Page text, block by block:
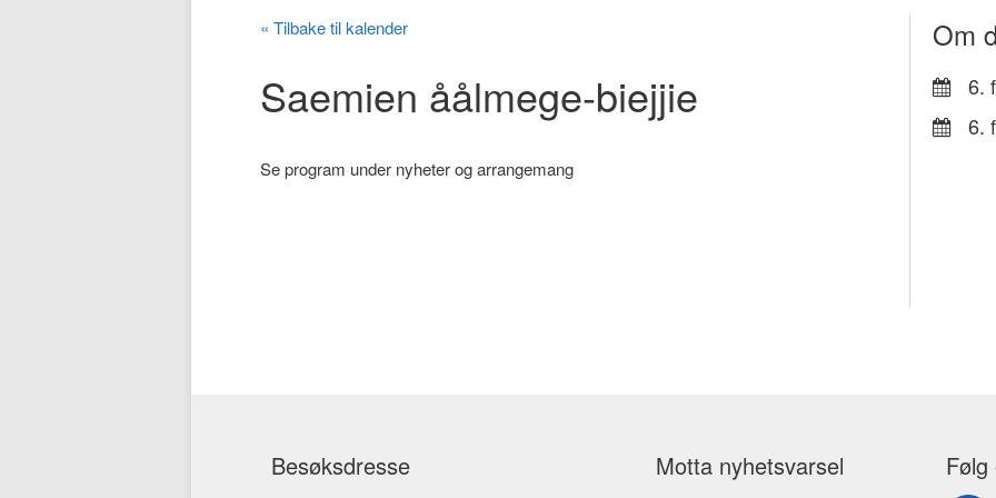
« Tilbake til kalender
Saemien åålmege-biejjie
Se program under nyheter og arrangemang
Om
6.
6.
Besøksdresse Motta nyhetsvarsel Følg